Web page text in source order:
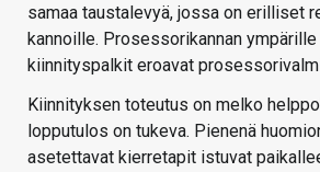
samaa taustalevyä, jossa on erilliset
kannoille. Prosessorikannan
kiinnityspalkit eroavat
Kiinnityksen toteutus on melko
lopputulos on tukeva. Pienenä
asetettavat kierretapit istuvat